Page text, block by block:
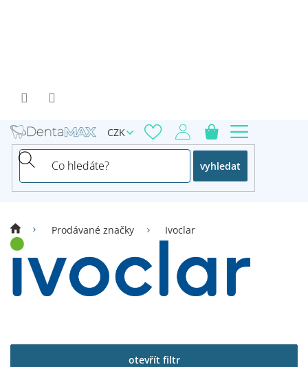
vyhledat
CZK
Prodávané značky Ivoclar
otevřít filtr